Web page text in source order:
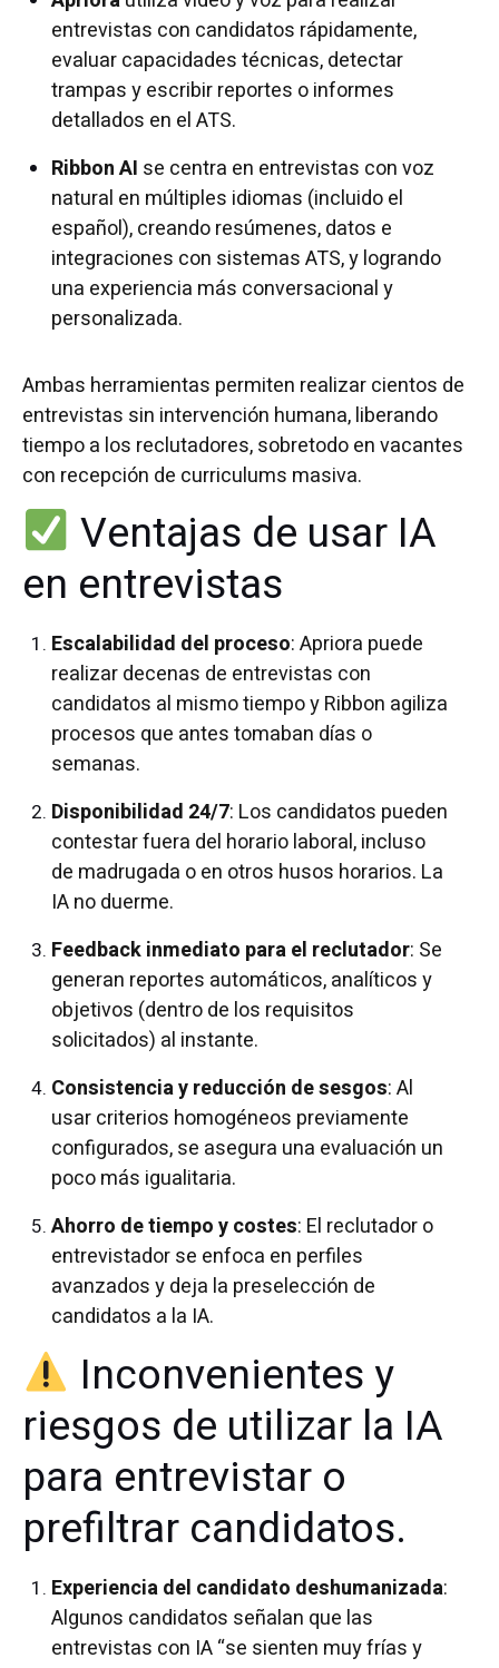
entrevistas con candidatos rápidamente,
evaluar capacidades técnicas, detectar
trampas y escribir reportes o informes
detallados en el ATS.
Ribbon AI se centra en entrevistas con voz
natural en múltiples idiomas (incluido el
español), creando resúmenes, datos e
integraciones con sistemas ATS, y logrando
una experiencia más conversacional y
personalizada.
Ambas herramientas permiten realizar cientos de
entrevistas sin intervención humana, liberando
tiempo a los reclutadores, sobretodo en vacantes
con recepción de curriculums masiva.
Ventajas de usar IA
en entrevistas
Escalabilidad del proceso: Apriora puede
realizar decenas de entrevistas con
candidatos al mismo tiempo y Ribbon agiliza
procesos que antes tomaban días o
semanas.
Disponibilidad 24/7: Los candidatos pueden
contestar fuera del horario laboral, incluso
de madrugada o en otros husos horarios. La
IA no duerme.
Feedback inmediato para el reclutador: Se
generan reportes automáticos, analíticos y
objetivos (dentro de los requisitos
solicitados) al instante.
Consistencia y reducción de sesgos: Al
usar criterios homogéneos previamente
configurados, se asegura una evaluación un
poco más igualitaria.
Ahorro de tiempo y costes: El reclutador o
entrevistador se enfoca en perfiles
avanzados y deja la preselección de
candidatos a la IA.
Inconvenientes y
riesgos de utilizar la IA
para entrevistar o
prefiltrar candidatos.
Experiencia del candidato deshumanizada:
Algunos candidatos señalan que las
entrevistas con IA “se sienten muy frías y